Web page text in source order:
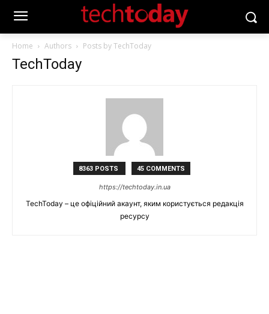
Home Authors Posts by TechToday
TechToday
8363 POSTS 45 COMMENTS
https://techtoday.in.ua
TechToday – це офіційний акаунт, яким користується редакція
ресурсу